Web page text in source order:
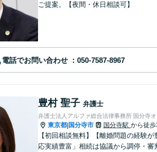
ご提案。【夜間・休日相談可】
電話でお問い合わせ
豊村 聖子 弁護士
弁護士法人アルファ総合法律事務所 国分寺
東京都|国分寺市 国分寺駅 から徒
【初回相談無料】【離婚問題の経験
応実績豊富」相続は協議から調停・